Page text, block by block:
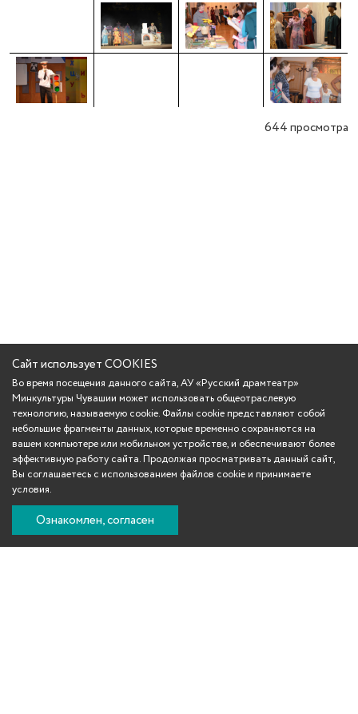
644просмотра
Сайт использует COOKIES
Во время посещения данного сайта, АУ «Русский драмтеатр»
Минкультуры Чувашии может использовать общеотраслевую
технологию, называемую cookie. Файлы cookie представляют собой
небольшие фрагменты данных, которые временно сохраняются на
вашем компьютере или мобильном устройстве, и обеспечивают более
эффективную работу сайта. Продолжая просматривать данный сайт,
Вы соглашаетесь с использованием файлов cookie и принимаете
условия.
Ознакомлен, согласен